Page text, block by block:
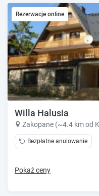
Rezerwacje online
Willa Halusia
Zakopane (~4.4 km od
Bezpłatne anulowanie
Pokaż ceny